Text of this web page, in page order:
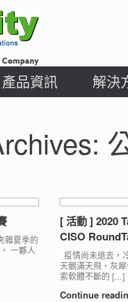
產品資訊 解決
雜夏季的
一夥人
[ 活動 ] 2020
CISO
疫情尚未退去，
天鵝滿天飛、灰
索軟體不斷的 […]
Continue